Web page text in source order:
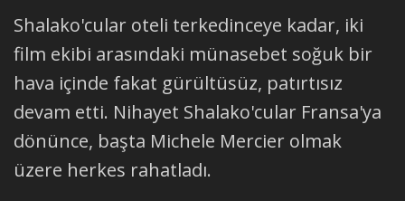
Shalako'cular oteli terkedinceye kadar, iki
film ekibi arasındaki münasebet soğuk bir
hava içinde fakat gürültüsüz, patırtısız
devam etti. Nihayet Shalako'cular Fransa'ya
dönünce, başta Michele Mercier olmak
üzere herkes rahatladı.